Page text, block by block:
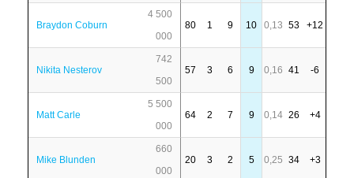
Braydon Coburn
4 500
000
80 1 9 10 0,13 53 +12
Nikita Nesterov
742
500
57 3 6 9 0,16 41 -6
Matt Carle
5 500
000
64 2 7 9 0,14 26 +4
Mike Blunden
660
000
20 3 2 5 0,25 34 +3